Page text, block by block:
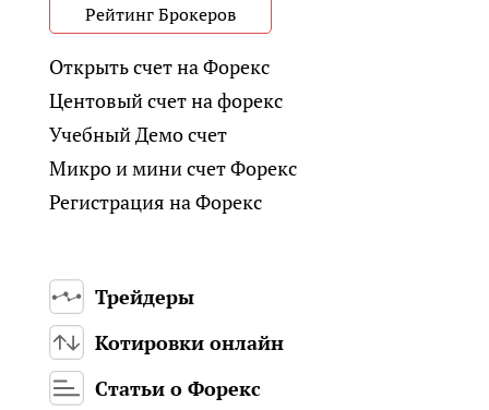
Рейтинг Брокеров
Открыть счет на Форекс
Центовый счет на форекс
Учебный Демо счет
Микро и мини счет Форекс
Регистрация на Форекс
Трейдеры
Котировки онлайн
Статьи о Форекс